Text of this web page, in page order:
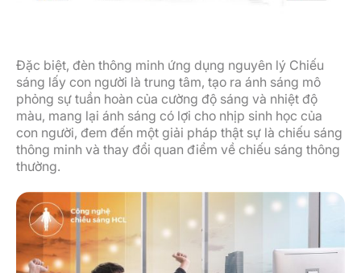
Đặc biệt, đèn thông minh ứng dụng nguyên lý Chiếu
sáng lấy con người là trung tâm, tạo ra ánh sáng mô
phỏng sự tuần hoàn của cường độ sáng và nhiệt độ
màu, mang lại ánh sáng có lợi cho nhịp sinh học của
con người, đem đến một giải pháp thật sự là chiếu sáng
thông minh và thay đổi quan điểm về chiếu sáng thông
thường.